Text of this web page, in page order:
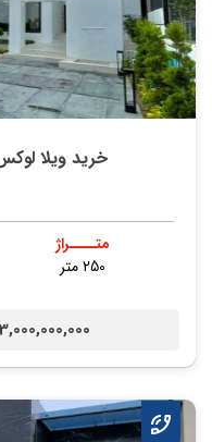
خرید ویلا
متــــراژ
250 متر
3,000,000,000